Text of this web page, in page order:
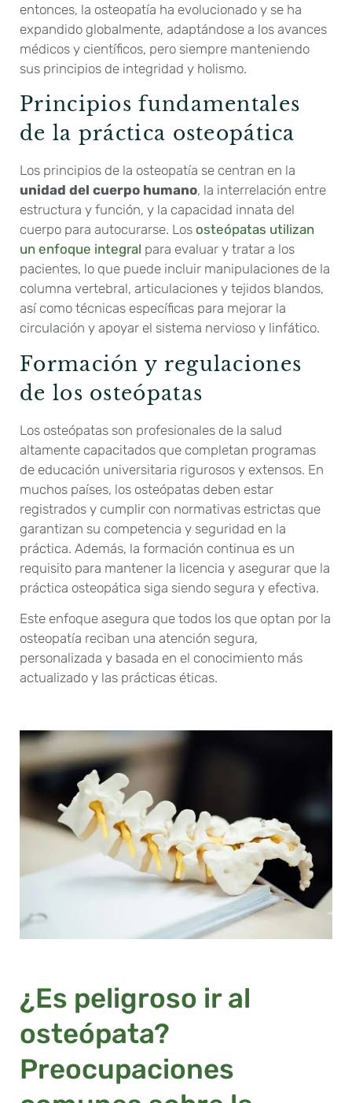
entonces, la osteopatía ha evolucionado y se ha
expandido globalmente, adaptándose a los avances
médicos y científicos, pero siempre manteniendo
sus principios de integridad y holismo.
Principios fundamentales
de la práctica osteopática
Los principios de la osteopatía se centran en la
unidad del cuerpo humano, la interrelación entre
estructura y función, y la capacidad innata del
cuerpo para autocurarse. Los osteópatas utilizan
un enfoque integral para evaluar y tratar a los
pacientes, lo que puede incluir manipulaciones de la
columna vertebral, articulaciones y tejidos blandos,
así como técnicas específicas para mejorar la
circulación y apoyar el sistema nervioso y linfático.
Formación y regulaciones
de los osteópatas
Los osteópatas son profesionales de la salud
altamente capacitados que completan programas
de educación universitaria rigurosos y extensos. En
muchos países, los osteópatas deben estar
registrados y cumplir con normativas estrictas que
garantizan su competencia y seguridad en la
práctica. Además, la formación continua es un
requisito para mantener la licencia y asegurar que la
práctica osteopática siga siendo segura y efectiva.
Este enfoque asegura que todos los que optan por la
osteopatía reciban una atención segura,
personalizada y basada en el conocimiento más
actualizado y las prácticas éticas.
¿Es peligroso ir al
osteópata?
Preocupaciones